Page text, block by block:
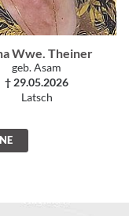
Wwe. Theiner
geb. Asam
† 29.05.2026
Latsch